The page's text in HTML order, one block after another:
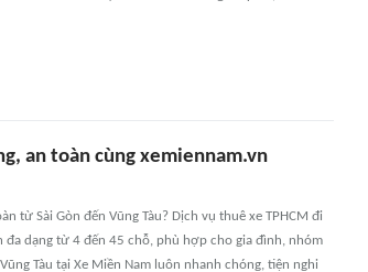
an toàn cùng xemiennam.vn
từ Sài Gòn đến Vũng Tàu? Dịch vụ thuê xe TPHCM đi
đa dạng từ 4 đến 45 chỗ, phù hợp cho gia đình, nhóm
Tàu tại Xe Miền Nam luôn nhanh chóng, tiện nghi